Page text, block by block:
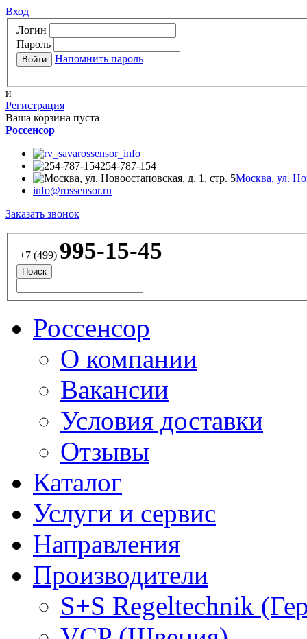
Вход
Логин
Пароль
Напомнить пароль
и
Регистрация
Ваша корзина пуста
Россенсор
rossensor_info
254-787-154
Москва, ул.
info@rossensor.ru
Заказать звонок
+7 (499) 995-15-45
Россенсор
О компании
Вакансии
Условия доставки
Отзывы
Каталог
Услуги и сервис
Направления
Производители
S+S Regeltechnik